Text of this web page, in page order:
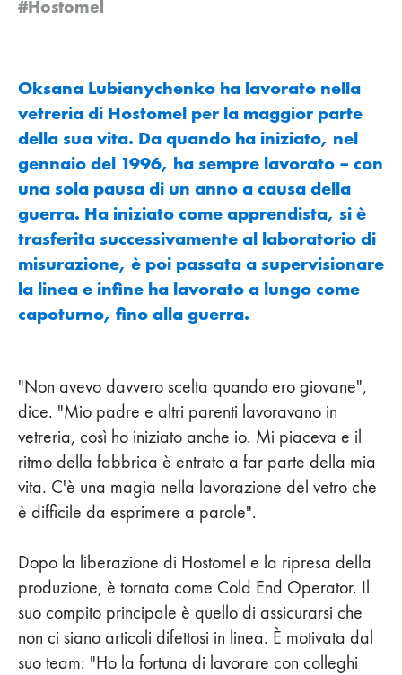
#Hostomel
Oksana Lubianychenko ha lavorato nella
vetreria di Hostomel per la maggior parte
della sua vita. Da quando ha iniziato, nel
gennaio del 1996, ha sempre lavorato – con
una sola pausa di un anno a causa della
guerra. Ha iniziato come apprendista, si è
trasferita successivamente al laboratorio di
misurazione, è poi passata a supervisionare
la linea e infine ha lavorato a lungo come
capoturno, fino alla guerra.
"Non avevo davvero scelta quando ero giovane",
dice. "Mio padre e altri parenti lavoravano in
vetreria, così ho iniziato anche io. Mi piaceva e il
ritmo della fabbrica è entrato a far parte della mia
vita. C'è una magia nella lavorazione del vetro che
è difficile da esprimere a parole".
Dopo la liberazione di Hostomel e la ripresa della
produzione, è tornata come Cold End Operator. Il
suo compito principale è quello di assicurarsi che
non ci siano articoli difettosi in linea. È motivata dal
suo team: "Ho la fortuna di lavorare con colleghi